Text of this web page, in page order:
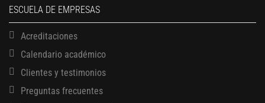
ESCUELA DE EMPRESAS
Acreditaciones
Calendario académico
Clientes y testimonios
Preguntas frecuentes